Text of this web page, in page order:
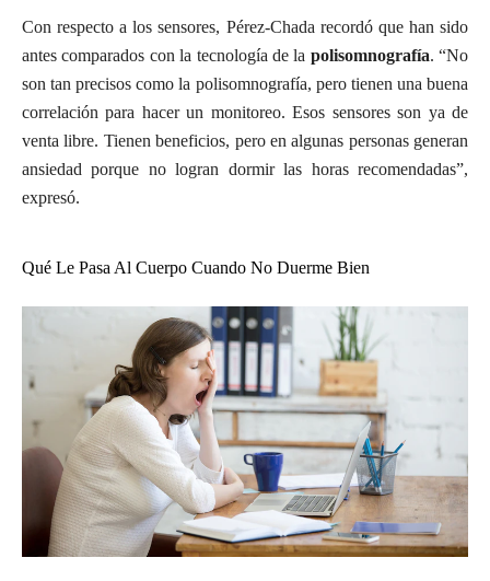
Con respecto a los sensores, Pérez-Chada recordó que han sido
antes comparados con la tecnología de la polisomnografía. “No
son tan precisos como la polisomnografía, pero tienen una buena
correlación para hacer un monitoreo. Esos sensores son ya de
venta libre. Tienen beneficios, pero en algunas personas generan
ansiedad porque no logran dormir las horas recomendadas”,
expresó.
Qué Le Pasa Al Cuerpo Cuando No Duerme Bien